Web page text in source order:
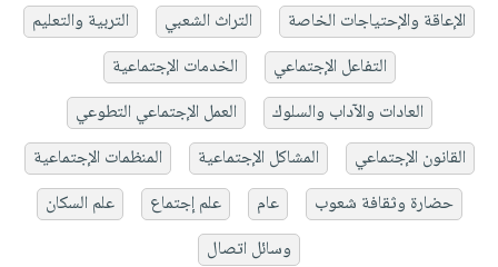
الإعاقة والإحتياجات الخاصة
التراث الشعبي
التربية والتعليم
التفاعل الإجتماعي
الخدمات الإجتماعية
العادات والآداب والسلوك
العمل الإجتماعي التطوعي
القانون الإجتماعي
المشاكل الإجتماعية
المنظمات الإجتماعية
حضارة وثقافة شعوب
عام علم إجتماع
علم السكان
وسائل اتصال